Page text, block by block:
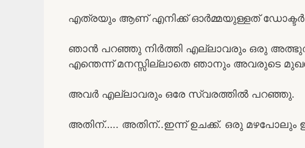
എത്രയും ആണ് എനിക്ക് ഓർമ്മയുള്ളത്
ഞാൻ പറഞ്ഞു നിർത്തി എല്ലാവരും ഒരു
എന്തെന്ന് മനസ്സില്ലാതെ ഞാനും അവരുടെ
അവർ എല്ലാവരും ഒരേ സ്വരത്തിൽ പറഞ്ഞു.
അതിന്….. അതിന്..ഇന്ന് ഉചക്ക്. ഒരു മഴപോലും